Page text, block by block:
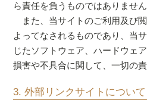
ら責任を負うものではありません
また、当サイトのご利用及び
よってなされるものであり、当
じたソフトウェア、ハードウェ
損害や不具合に関して、一切の
3. 外部リンクサイトについて